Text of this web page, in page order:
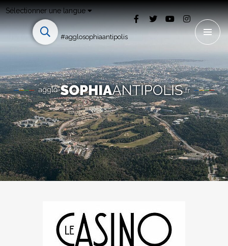
Sélectionner une langue
#agglosophiaantipolis